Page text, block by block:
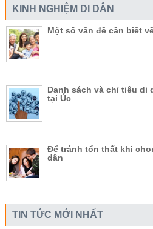
KINH NGHIỆM DI DÂN
Một số vấn đề cần biết
Danh sách và chỉ tiêu
tại Úc
Để tránh tổn thất khi
dân
TIN TỨC MỚI NHẤT